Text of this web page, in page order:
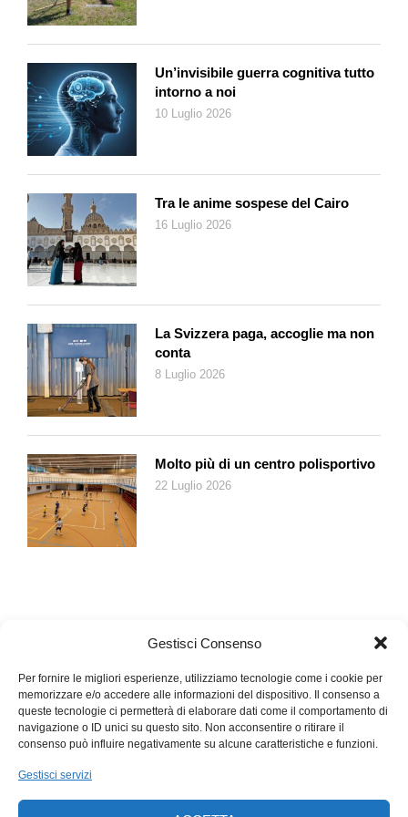
Gestisci Consenso
Per fornire le migliori esperienze, utilizziamo tecnologie come i cookie per
memorizzare e/o accedere alle informazioni del dispositivo. Il consenso a
queste tecnologie ci permetterà di elaborare dati come il comportamento di
navigazione o ID unici su questo sito. Non acconsentire o ritirare il
consenso può influire negativamente su alcune caratteristiche e funzioni.
Gestisci servizi
Un’invisibile guerra cognitiva tutto
intorno a noi
10 Luglio 2026
Tra le anime sospese del Cairo
16 Luglio 2026
La Svizzera paga, accoglie ma non
conta
8 Luglio 2026
Molto più di un centro polisportivo
22 Luglio 2026